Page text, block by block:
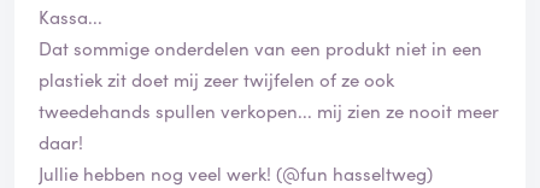
Kassa...
Dat sommige onderdelen van een produkt niet in een
plastiek zit doet mij zeer twijfelen of ze ook
tweedehands spullen verkopen... mij zien ze nooit meer
daar!
Jullie hebben nog veel werk! (@fun hasseltweg)